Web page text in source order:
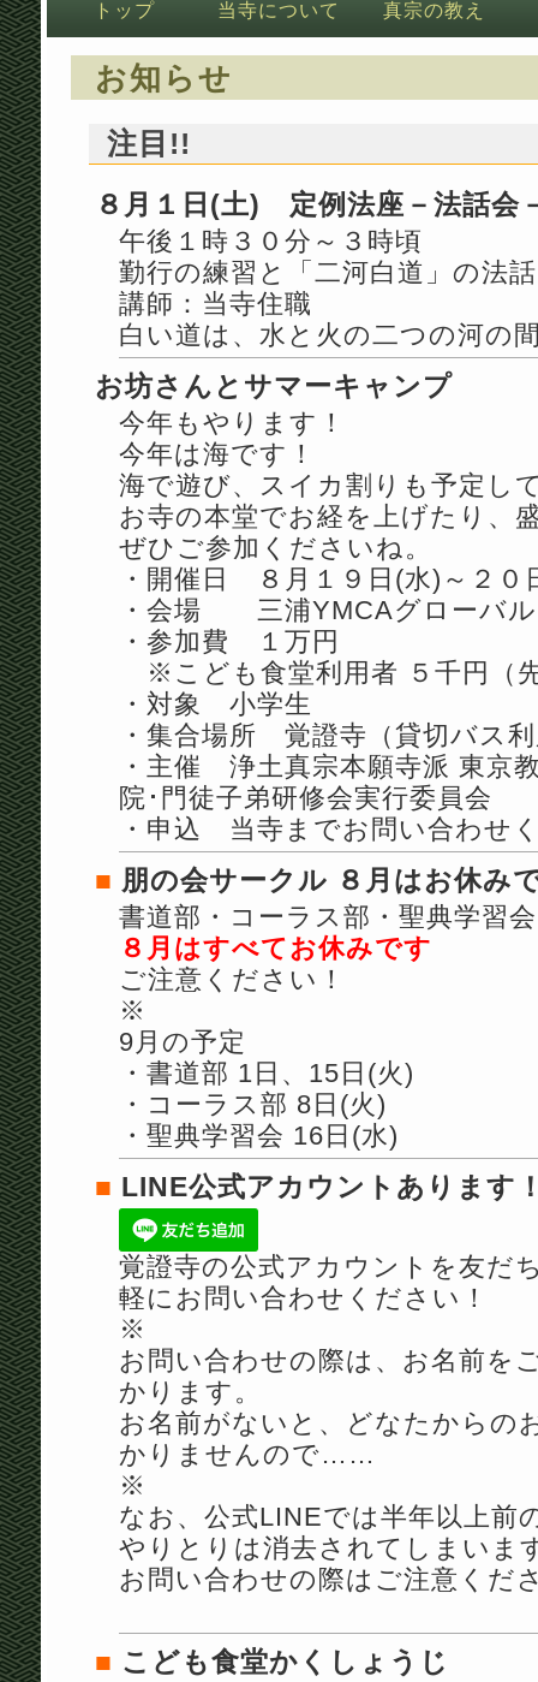
トップ 当寺について 真宗の教え
お知らせ
注目!!
８月１日(土) 定例法座－法話会
午後１時３０分～３時頃
勤行の練習と「二河白道」の法
講師：当寺住職
白い道は、水と火の二つの河の
お坊さんとサマーキャンプ
今年もやります！
今年は海です！
海で遊び、スイカ割りも予定し
お寺の本堂でお経を上げたり、
ぜひご参加くださいね。
・開催日 ８月１９日(水)～２０
・会場 三浦YMCAグローバル
・参加費 １万円
※こども食堂利用者 ５千円（
・対象 小学生
・集合場所 覚證寺（貸切バス
・主催 浄土真宗本願寺派 東京
院･門徒子弟研修会実行委員会
・申込 当寺までお問い合わせ
■ 朋の会サークル ８月はお休み
書道部・コーラス部・聖典学習会
８月はすべてお休みです
ご注意ください！
※
9月の予定
・書道部 1日、15日(火)
・コーラス部 8日(火)
・聖典学習会 16日(水)
■ LINE公式アカウントあります
覚證寺の公式アカウントを友だ
軽にお問い合わせください！
※
お問い合わせの際は、お名前を
かります。
お名前がないと、どなたからの
かりませんので……
※
なお、公式LINEでは半年以上前
やりとりは消去されてしまいま
お問い合わせの際はご注意くだ
■ こども食堂かくしょうじ